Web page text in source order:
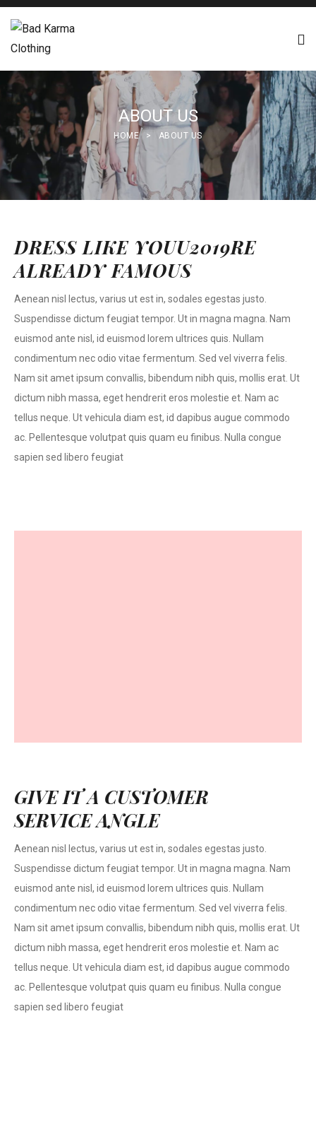
ABOUT US
HOME > ABOUT US
DRESS LIKE YOUU2019RE
ALREADY FAMOUS
Aenean nisl lectus, varius ut est in, sodales egestas justo.
Suspendisse dictum feugiat tempor. Ut in magna magna. Nam
euismod ante nisl, id euismod lorem ultrices quis. Nullam
condimentum nec odio vitae fermentum. Sed vel viverra felis.
Nam sit amet ipsum convallis, bibendum nibh quis, mollis erat. Ut
dictum nibh massa, eget hendrerit eros molestie et. Nam ac
tellus neque. Ut vehicula diam est, id dapibus augue commodo
ac. Pellentesque volutpat quis quam eu finibus. Nulla congue
sapien sed libero feugiat
GIVE IT A CUSTOMER
SERVICE ANGLE
Aenean nisl lectus, varius ut est in, sodales egestas justo.
Suspendisse dictum feugiat tempor. Ut in magna magna. Nam
euismod ante nisl, id euismod lorem ultrices quis. Nullam
condimentum nec odio vitae fermentum. Sed vel viverra felis.
Nam sit amet ipsum convallis, bibendum nibh quis, mollis erat. Ut
dictum nibh massa, eget hendrerit eros molestie et. Nam ac
tellus neque. Ut vehicula diam est, id dapibus augue commodo
ac. Pellentesque volutpat quis quam eu finibus. Nulla congue
sapien sed libero feugiat